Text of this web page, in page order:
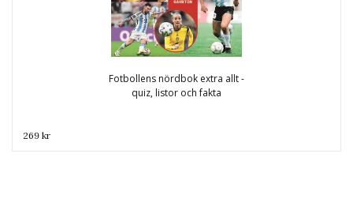
Fotbollens nördbok extra allt -
quiz, listor och fakta
269 kr